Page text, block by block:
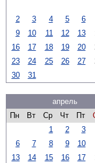
2
3 4 5 6
9
10 11 12 13
16
17 18 19 20
23
24 25 26 27
30
31
апрель
Пн
Вт Ср Чт Пт
1
2 3
6
7 8 9 10
13
14 15 16 17